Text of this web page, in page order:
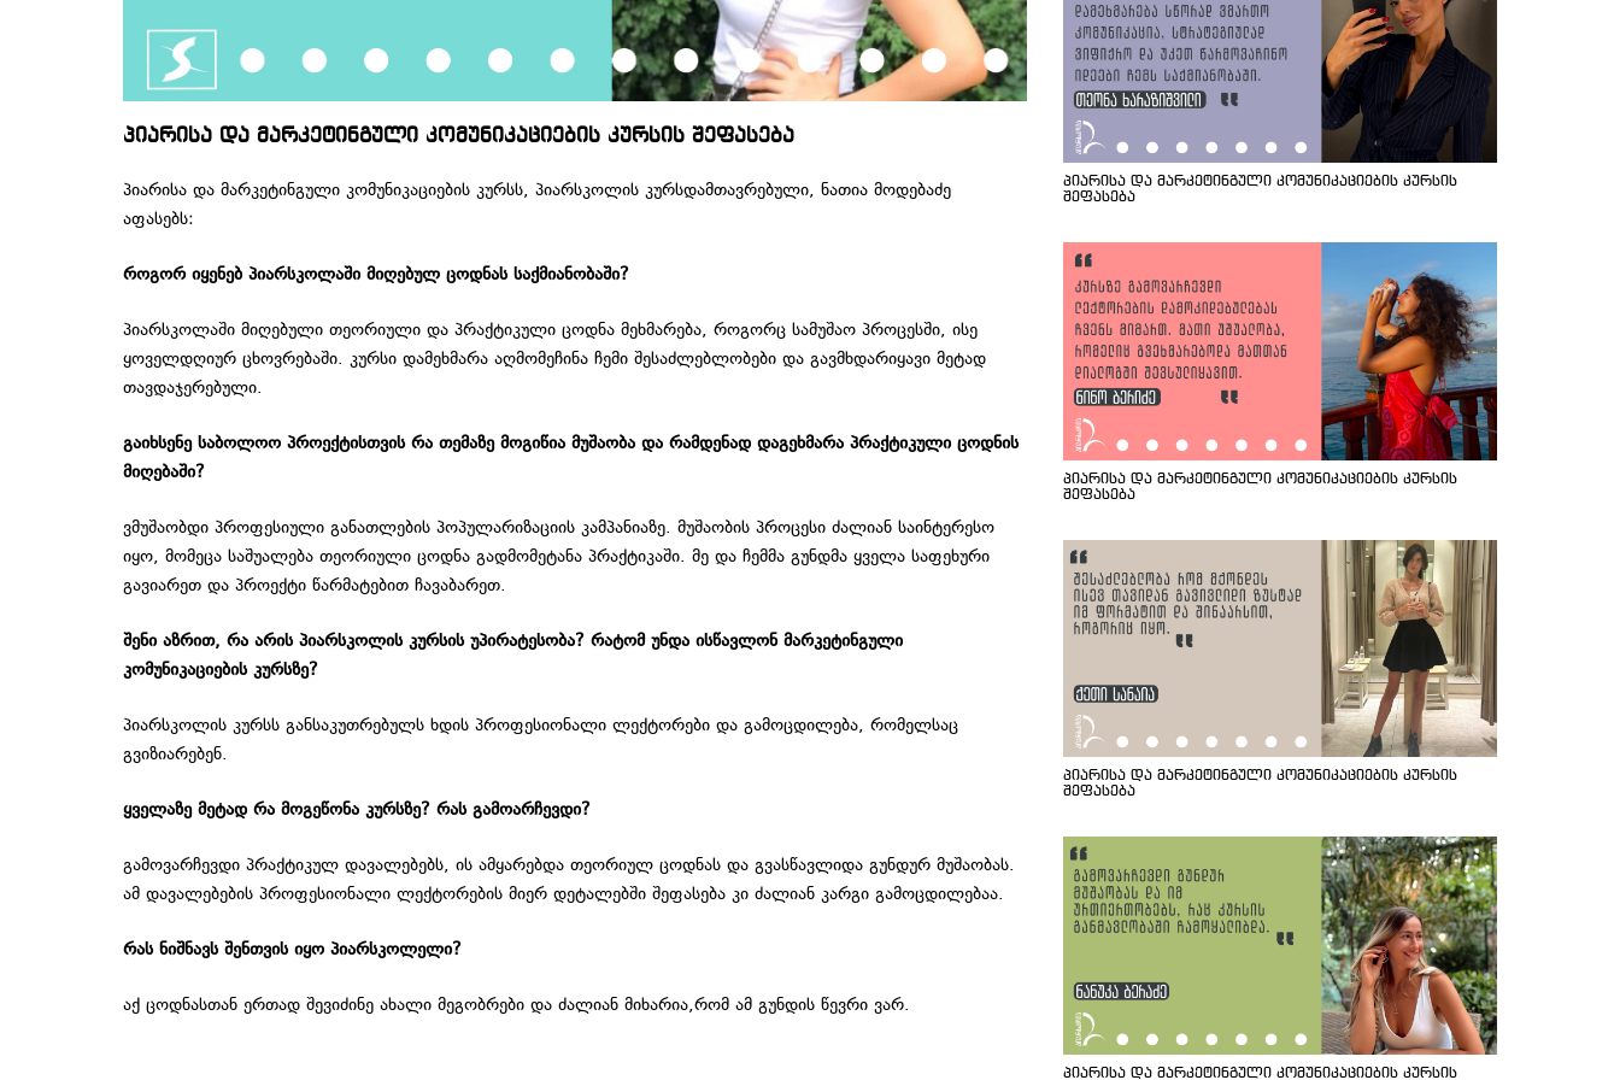
პიარისა და მარკეტინგული კომუნიკაციების კურსის შეფასება
პიარისა და მარკეტინგული კომუნიკაციების კურსს, პიარსკოლის კურსდამთავრებული, ნათია მოდებაძე
აფასებს:
როგორ იყენებ პიარსკოლაში მიღებულ ცოდნას საქმიანობაში?
პიარსკოლაში მიღებული თეორიული და პრაქტიკული ცოდნა მეხმარება, როგორც სამუშაო პროცესში, ისე
ყოველდღიურ ცხოვრებაში. კურსი დამეხმარა აღმომეჩინა ჩემი შესაძლებლობები და გავმხდარიყავი მეტად
თავდაჯერებული.
გაიხსენე საბოლოო პროექტისთვის რა თემაზე მოგიწია მუშაობა და რამდენად დაგეხმარა პრაქტიკული ცოდნის
მიღებაში?
ვმუშაობდი პროფესიული განათლების პოპულარიზაციის კამპანიაზე. მუშაობის პროცესი ძალიან საინტერესო
იყო, მომეცა საშუალება თეორიული ცოდნა გადმომეტანა პრაქტიკაში. მე და ჩემმა გუნდმა ყველა საფეხური
გავიარეთ და პროექტი წარმატებით ჩავაბარეთ.
შენი აზრით, რა არის პიარსკოლის კურსის უპირატესობა? რატომ უნდა ისწავლონ მარკეტინგული
კომუნიკაციების კურსზე?
პიარსკოლის კურსს განსაკუთრებულს ხდის პროფესიონალი ლექტორები და გამოცდილება, რომელსაც
გვიზიარებენ.
ყველაზე მეტად რა მოგეწონა კურსზე? რას გამოარჩევდი?
გამოვარჩევდი პრაქტიკულ დავალებებს, ის ამყარებდა თეორიულ ცოდნას და გვასწავლიდა გუნდურ მუშაობას.
ამ დავალებების პროფესიონალი ლექტორების მიერ დეტალებში შეფასება კი ძალიან კარგი გამოცდილებაა.
რას ნიშნავს შენთვის იყო პიარსკოლელი?
აქ ცოდნასთან ერთად შევიძინე ახალი მეგობრები და ძალიან მიხარია,რომ ამ გუნდის წევრი ვარ.
პიარისა და მარკეტინგული კომუნიკაციების კურსის
შეფასება
პიარისა და მარკეტინგული კომუნიკაციების კურსის
შეფასება
პიარისა და მარკეტინგული კომუნიკაციების კურსის
შეფასება
პიარისა და მარკეტინგული კომუნიკაციების კურსის